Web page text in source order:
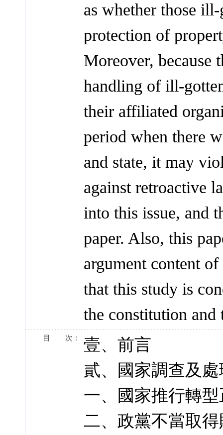
as whether those
protection of
Moreover, because
handling of ill-
their affiliated
period when there
and state, it may
against retroactive
into this issue, and
paper. Also, this
argument content
that this study is
the constitution
目 次：
壹、前言
貳、國家調查及
一、國家推行轉
二、政黨不當取